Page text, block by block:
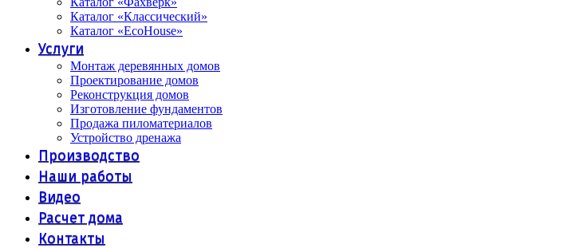
Каталог «Классический»
Каталог «EcoHouse»
Услуги
Монтаж деревянных домов
Проектирование домов
Реконструкция домов
Изготовление фундаментов
Продажа пиломатериалов
Устройство дренажа
Производство
Наши работы
Видео
Расчет дома
Контакты